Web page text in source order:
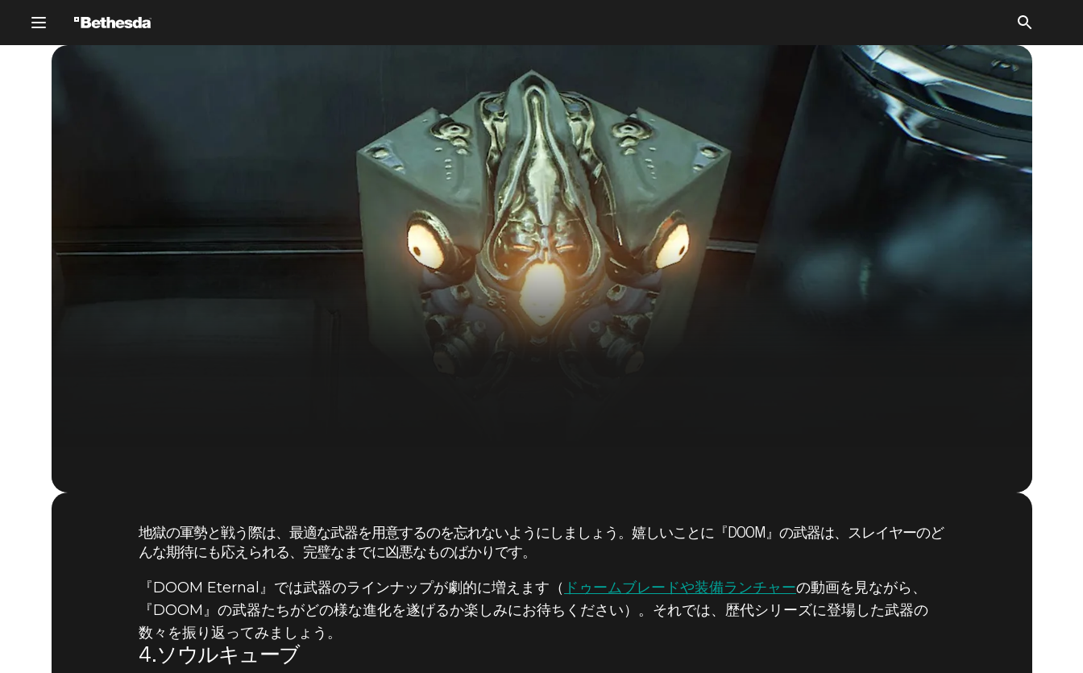
地獄の軍勢と戦う際は、最適な武器を用意するのを忘れないようにしましょう。嬉しいことに『DOOM』の武器は、スレイヤーのど
んな期待にも応えられる、完璧なまでに凶悪なものばかりです。
『DOOM Eternal』では武器のラインナップが劇的に増えます（ ドゥームブレードや装備ランチャーの動画を見ながら、
『DOOM』の武器たちがどの様な進化を遂げるか楽しみにお待ちください）。それでは、歴代シリーズに登場した武器の
数々を振り返ってみましょう。
4.ソウルキューブ